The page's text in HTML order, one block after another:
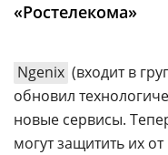
Конференции
ТВ
«Ростелекома»
Ngenix (входит в
обновил
новые сервисы.
могут защитить их